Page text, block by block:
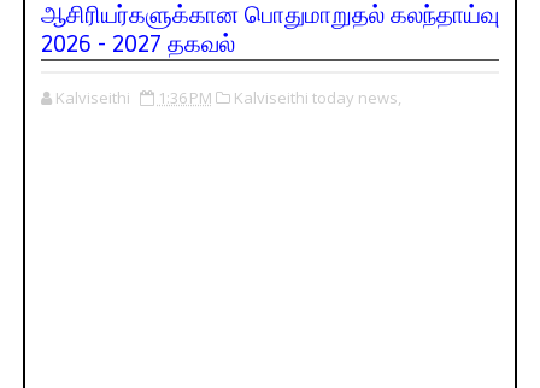
ஆசிரியர்களுக்கான பொதுமாறுதல் கலந்தாய்வு
2026 - 2027 தகவல்
Kalviseithi 1:36 PM Kalviseithi today news,